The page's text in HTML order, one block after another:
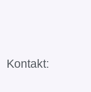
Kontakt: